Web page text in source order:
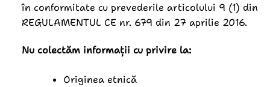
în conformitate cu prevederile articolului 9 (1) din
REGULAMENTUL CE nr. 679 din 27 aprilie 2016.
Nu colectăm informații cu privire la:
Originea etnică